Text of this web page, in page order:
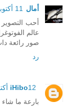
أمال
11 أكتوبر, 2011 21:34
أحب
عالم
صور رائعة
رد
iHibo12 أكتوبر, 2011 00:27
بارعة ما شاء